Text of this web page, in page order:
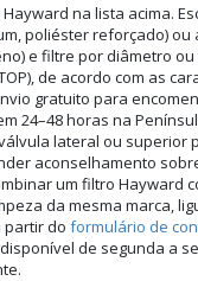
na lista acima.
poliéster reforçado) ou
e filtre por diâmetro
de acordo com as
gratuito para
24–48 horas na
lateral ou superior
aconselhamento
um filtro Hayward
da mesma marca,
partir do formulário de
de segunda a